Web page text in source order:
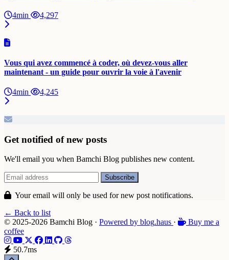
4min 4,297
Vous qui avez commencé à coder, où devez-vous aller
maintenant - un guide pour ouvrir la voie à l'avenir
4min 4,245
Get notified of new posts
We'll email you when Bamchi Blog publishes new content.
Your email will only be used for new post notifications.
← Back to list
© 2025-2026 Bamchi Blog · Powered by blog.haus ·
Buy me a
coffee
50.7ms